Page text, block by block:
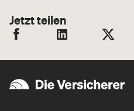
Jetzt teilen